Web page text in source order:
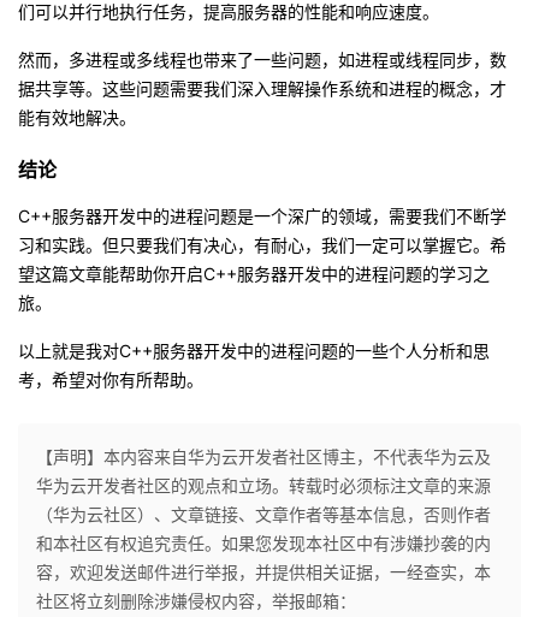
们可以并行地执行任务，提高服务器的性能和响应速度。
然而，多进程或多线程也带来了一些问题，如进程或线程同步，数
据共享等。这些问题需要我们深入理解操作系统和进程的概念，才
能有效地解决。
结论
C++服务器开发中的进程问题是一个深广的领域，需要我们不断学
习和实践。但只要我们有决心，有耐心，我们一定可以掌握它。希
望这篇文章能帮助你开启C++服务器开发中的进程问题的学习之
旅。
以上就是我对C++服务器开发中的进程问题的一些个人分析和思
考，希望对你有所帮助。
【声明】本内容来自华为云开发者社区博主，不代表华为云及
华为云开发者社区的观点和立场。转载时必须标注文章的来源
（华为云社区）、文章链接、文章作者等基本信息，否则作者
和本社区有权追究责任。如果您发现本社区中有涉嫌抄袭的内
容，欢迎发送邮件进行举报，并提供相关证据，一经查实，本
社区将立刻删除涉嫌侵权内容，举报邮箱：